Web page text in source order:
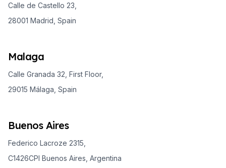
Calle de Castello 23,
28001 Madrid, Spain
Malaga
Calle Granada 32, First Floor,
29015 Málaga, Spain
Buenos Aires
Federico Lacroze 2315,
C1426CPI Buenos Aires, Argentina